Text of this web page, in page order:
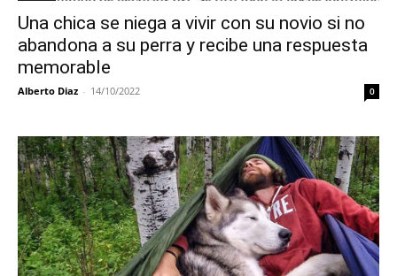
Una chica se niega a vivir con su novio si no
abandona a su perra y recibe una respuesta
memorable
Alberto Diaz - 14/10/2022 0